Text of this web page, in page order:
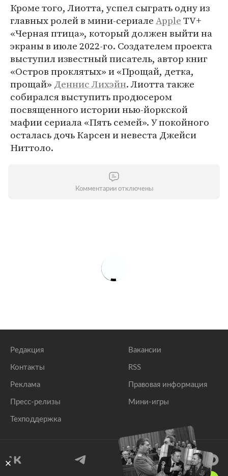
Кроме того, Лиотта, успел сыграть одну из
главных ролей в мини-сериалеAppleTV+
«Черная птица», который должен выйти на
экраны в июле 2022-го. Создателем проекта
выступил известный писатель, автор книг
«Остров проклятых» и «Прощай, детка,
прощай» Деннис Лихэйн. Лиотта также
собирался выступить продюсером
посвященного истории нью-йоркской
мафии сериала «Пять семей». У покойного
осталась дочь Карсен и невеста Джейси
Ниттоло.
Комментарии отключены
Редакция
Контакты
Реклама
Пресс-релизы
Техподдержка
Вакансии
RSS
Правовая информация
Мини-игры